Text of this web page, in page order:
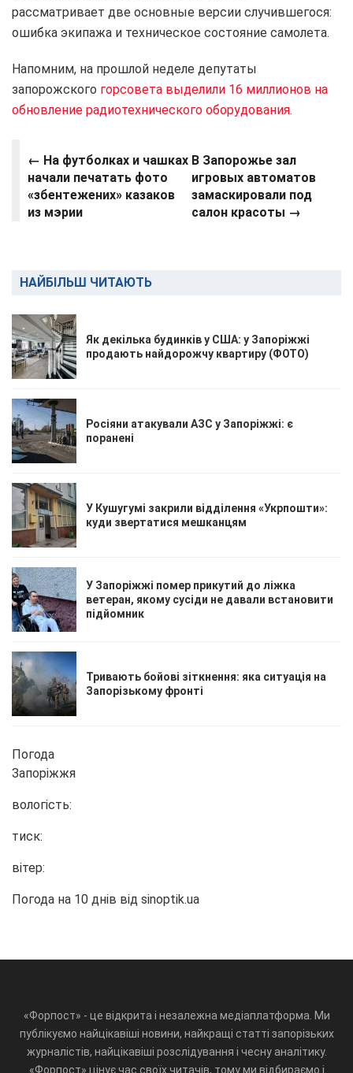
рассматривает две основные версии случившегося:
ошибка экипажа и техническое состояние самолета.
Напомним, на прошлой неделе депутаты
запорожского горсовета выделили 16 миллионов на
обновление радиотехнического оборудования.
← На футболках и чашках
начали печатать фото
«збентежених» казаков
из мэрии
В Запорожье зал
игровых автоматов
замаскировали под
салон красоты →
НАЙБІЛЬШ ЧИТАЮТЬ
Як декілька будинків у США: у Запоріжжі
продають найдорожчу квартиру (ФОТО)
Росіяни атакували АЗС у Запоріжжі: є
поранені
У Кушугумі закрили відділення «Укрпошти»:
куди звертатися мешканцям
У Запоріжжі помер прикутий до ліжка
ветеран, якому сусіди не давали встановити
підйомник
Тривають бойові зіткнення: яка ситуація на
Запорізькому фронті
Погода
Запоріжжя
вологість:
тиск:
вітер:
Погода на 10 днів від sinoptik.ua
«Форпост» - це відкрита і незалежна медіаплатформа. Ми
публікуємо найцікавіші новини, найкращі статті запорізьких
журналістів, найцікавіші розслідування і чесну аналітику.
«Форпост» цінує час своїх читачів, тому ми відбираємо і